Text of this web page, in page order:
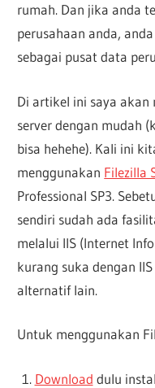
rumah. Dan jika anda
perusahaan anda,
sebagai pusat data
Di artikel ini saya akan
server dengan mudah
bisa hehehe). Kali ini
menggunakan Filezilla
Professional SP3.
sendiri sudah ada
melalui IIS (Internet
kurang suka dengan
alternatif lain.
Untuk menggunakan
Download dulu